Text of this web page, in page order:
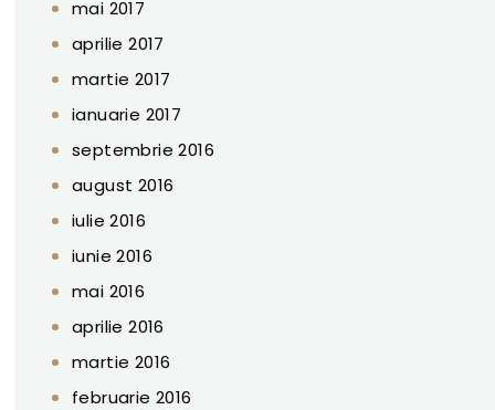
mai 2017
aprilie 2017
martie 2017
ianuarie 2017
septembrie 2016
august 2016
iulie 2016
iunie 2016
mai 2016
aprilie 2016
martie 2016
februarie 2016